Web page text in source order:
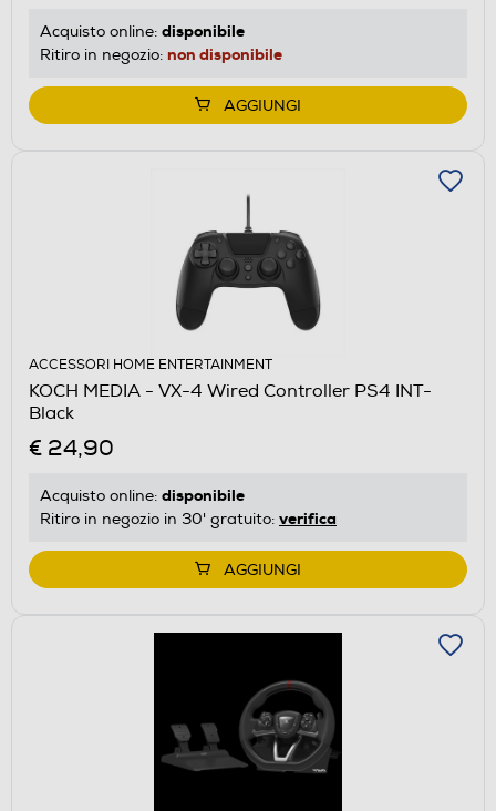
Acquisto online: disponibile
Ritiro in negozio: non disponibile
AGGIUNGI
ACCESSORI HOME ENTERTAINMENT
KOCH MEDIA - VX-4 Wired Controller PS4 INT-
Black
€ 24,90
Acquisto online: disponibile
Ritiro in negozio in 30' gratuito: verifica
AGGIUNGI